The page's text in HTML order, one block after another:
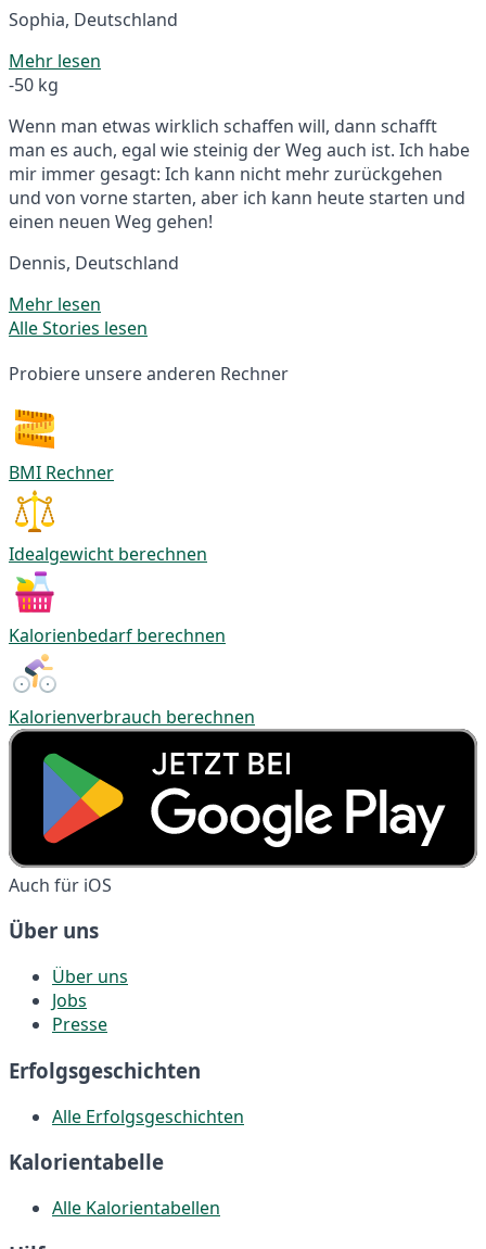
Sophia, Deutschland
Mehr lesen
-50 kg
Wenn man etwas wirklich schaffen will, dann schafft
man es auch, egal wie steinig der Weg auch ist. Ich habe
mir immer gesagt: Ich kann nicht mehr zurückgehen
und von vorne starten, aber ich kann heute starten und
einen neuen Weg gehen!
Dennis, Deutschland
Mehr lesen
Alle Stories lesen
Probiere unsere anderen Rechner
BMI Rechner
Idealgewicht berechnen
Kalorienbedarf berechnen
Kalorienverbrauch berechnen
Auch für iOS
Über uns
Über uns
Jobs
Presse
Erfolgsgeschichten
Alle Erfolgsgeschichten
Kalorientabelle
Alle Kalorientabellen